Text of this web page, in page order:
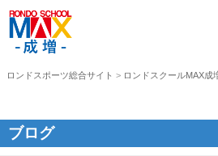
ロンドスポーツ総合サイト > ロンドスクールMAX成
ブログ